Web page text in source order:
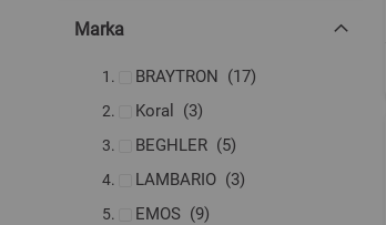
Marka
BRAYTRON 17produkte
Koral
3produkte
BEGHLER
5produkte
LAMBARIO
3produkte
EMOS
9produkte